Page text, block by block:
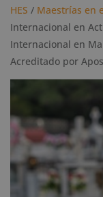
HES / Maestrías en
Internacional en
Internacional en
Acreditado por